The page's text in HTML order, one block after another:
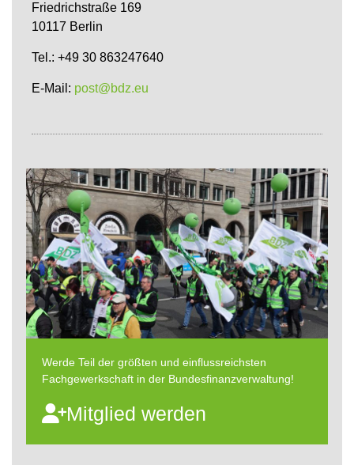
Friedrichstraße 169
10117 Berlin
Tel.: +49 30 863247640
E-Mail: post@bdz.eu
Werde Teil der größten und einflussreichsten
Fachgewerkschaft in der Bundesfinanzverwaltung!
Mitglied werden